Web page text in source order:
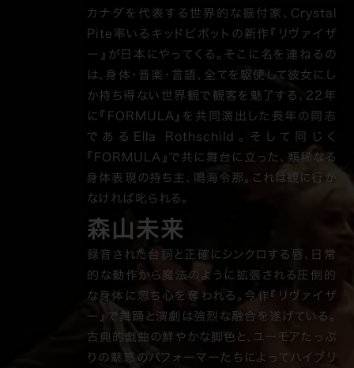
カナダを代表する世界的な振付家、Crystal
Pite率いるキッドピボットの新作『リヴァイザ
ー』が日本にやってくる。そこに名を連ねるの
は、身体・音楽・言語、全てを駆使して彼女にし
か持ち得ない世界観で観客を魅了する、22年
に『FORMULA』を共同演出した長年の同志
であるElla Rothschild。そして同じく
『FORMULA』で共に舞台に立った、類稀なる
身体表現の持ち主、鳴海令那。これは観に行か
なければ叱られる。
森山未来
録音された台詞と正確にシンクロする唇、日常
的な動作から魔法のように拡張される圧倒的
な身体に忽ち心を奪われる。今作『リヴァイザ
ー』で舞踊と演劇は強烈な融合を遂げている。
古典的戯曲の鮮やかな脚色と、ユーモアたっぷ
りの魅惑のパフォーマーたちによってハイブリ